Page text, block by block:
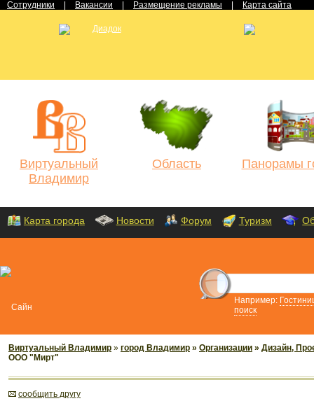
Сотрудники Вакансии Размещение рекламы Карта сайта
Виртуальный
Владимир
Область Панорамы
Карта города Новости Форум Туризм
Например:
поиск
Виртуальный Владимир » город Владимир » Организации » Дизайн,
ООО "Мирт"
cообщить другу